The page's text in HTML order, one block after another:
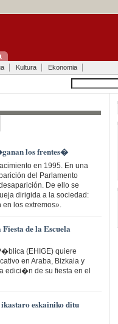
Kultura Ekonomia
los frentes�
en 1995. En una
del Parlamento
De ello se
dirigida a la sociedad:
en los extremos».
de la Escuela
(EHIGE) quiere
en Araba, Bizkaia y
edici�n de su fiesta en el
eskainiko ditu